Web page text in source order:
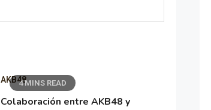
4 MINS READ
AKB48
Colaboración entre AKB48 y